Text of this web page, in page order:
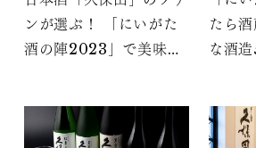
ンが選ぶ！ 「にいがた
酒の陣2023」で美味し
たら
な酒